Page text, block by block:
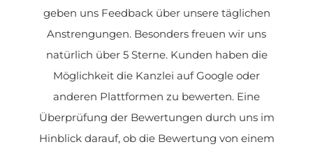
geben uns Feedback über unsere täglichen
Anstrengungen. Besonders freuen wir uns
natürlich über 5 Sterne. Kunden haben die
Möglichkeit die Kanzlei auf Google oder
anderen Plattformen zu bewerten. Eine
Überprüfung der Bewertungen durch uns im
Hinblick darauf, ob die Bewertung von einem